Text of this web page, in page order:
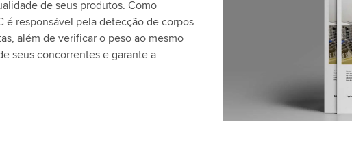
de seus produtos. Como
é responsável pela detecção de corpos
além de verificar o peso ao mesmo
seus concorrentes e garante a